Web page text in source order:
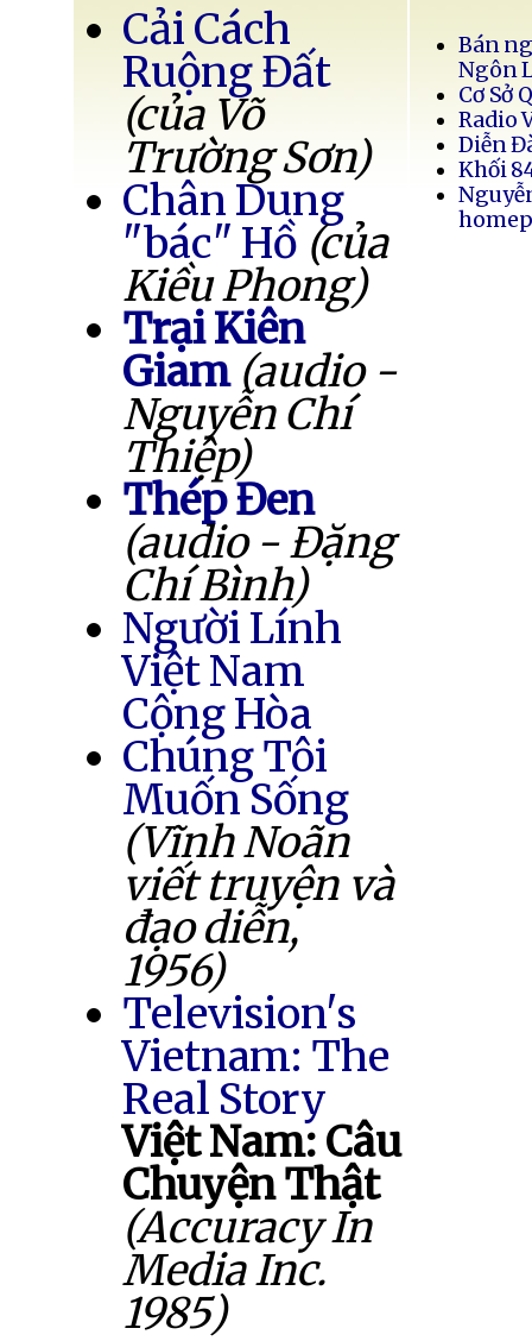
Cải Cách
Ruộng Đất
(của Võ
Trường Sơn)
Chân Dung
"bác" Hồ (của
Kiều Phong)
Trại Kiên
Giam (audio -
Nguyễn Chí
Thiệp)
Thép Đen
(audio - Đặng
Chí Bình)
Người Lính
Việt Nam
Cộng Hòa
Chúng Tôi
Muốn Sống
(Vĩnh Noãn
viết truyện và
đạo diễn,
1956)
Television's
Vietnam: The
Real Story
Việt Nam: Câu
Chuyện Thật
(Accuracy In
Media Inc.
1985)
Bán
Ngôn
Cơ Sở
Radio
Diễn
Khối